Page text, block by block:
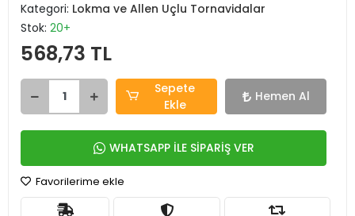
Kategori: Lokma ve Allen Uçlu Tornavidalar
Stok: 20+
568,73 TL
Sepete
Ekle
Hemen Al
WHATSAPP İLE SİPARİŞ VER
Favorilerime ekle